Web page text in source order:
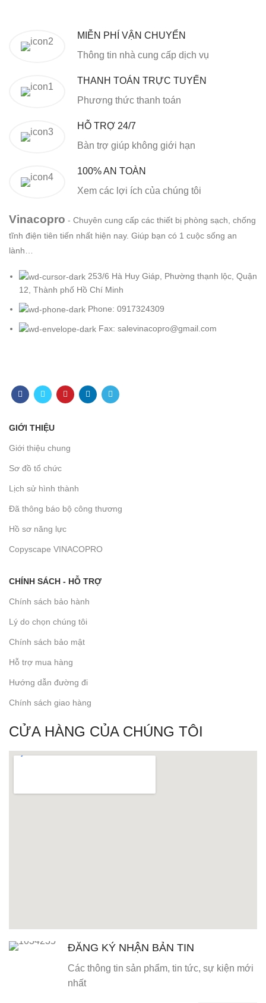
MIỄN PHÍ VẬN CHUYỂN
Thông tin nhà cung cấp dịch vụ
THANH TOÁN TRỰC TUYẾN
Phương thức thanh toán
HỖ TRỢ 24/7
Bàn trợ giúp không giới hạn
100% AN TOÀN
Xem các lợi ích của chúng tôi
Vinacopro - Chuyên cung cấp các thiết bị phòng sạch, chống
tĩnh điện tiên tiến nhất hiện nay. Giúp bạn có 1 cuộc sống an
lành…
253/6 Hà Huy Giáp, Phường thạnh lộc, Quận
12, Thành phố Hồ Chí Minh
Phone: 0917324309
Fax: salevinacopro@gmail.com
GIỚI THIỆU
Giới thiệu chung
Sơ đồ tổ chức
Lịch sử hình thành
Đã thông báo bộ công thương
Hồ sơ năng lực
Copyscape VINACOPRO
CHÍNH SÁCH - HỖ TRỢ
Chính sách bảo hành
Lý do chọn chúng tôi
Chính sách bảo mật
Hỗ trợ mua hàng
Hướng dẫn đường đi
Chính sách giao hàng
CỬA HÀNG CỦA CHÚNG TÔI
ĐĂNG KÝ NHẬN BẢN TIN
Các thông tin sản phẩm, tin tức, sự kiện mới
nhất